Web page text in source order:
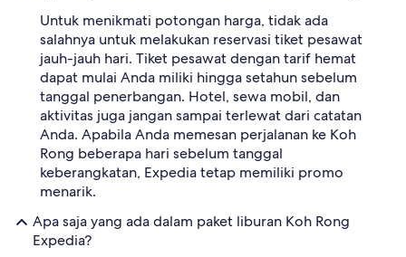
Untuk menikmati potongan harga, tidak ada
salahnya untuk melakukan reservasi tiket pesawat
jauh-jauh hari. Tiket pesawat dengan tarif hemat
dapat mulai Anda miliki hingga setahun sebelum
tanggal penerbangan. Hotel, sewa mobil, dan
aktivitas juga jangan sampai terlewat dari catatan
Anda. Apabila Anda memesan perjalanan ke Koh
Rong beberapa hari sebelum tanggal
keberangkatan, Expedia tetap memiliki promo
menarik.
Apa saja yang ada dalam paket liburan Koh Rong
Expedia?